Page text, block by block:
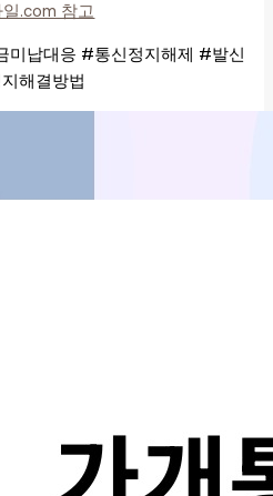
.com 참고
미납대응 #통신정지해제 #발신
해결방법